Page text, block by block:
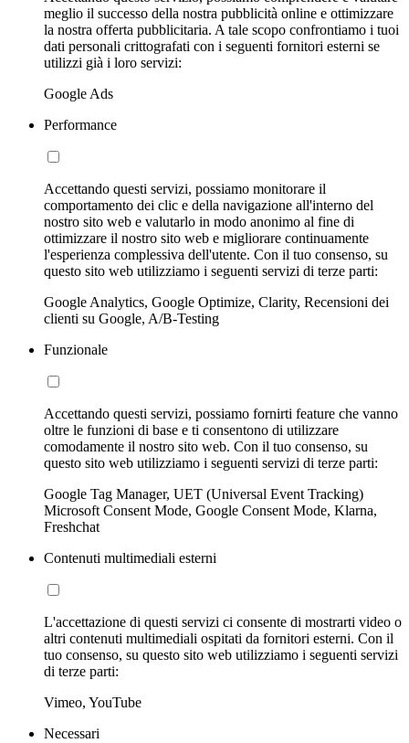
meglio il successo della nostra pubblicità online e ottimizzare
la nostra offerta pubblicitaria. A tale scopo confrontiamo i tuoi
dati personali crittografati con i seguenti fornitori esterni se
utilizzi già i loro servizi:
Google Ads
Performance
Accettando questi servizi, possiamo monitorare il
comportamento dei clic e della navigazione all'interno del
nostro sito web e valutarlo in modo anonimo al fine di
ottimizzare il nostro sito web e migliorare continuamente
l'esperienza complessiva dell'utente. Con il tuo consenso, su
questo sito web utilizziamo i seguenti servizi di terze parti:
Google Analytics, Google Optimize, Clarity, Recensioni dei
clienti su Google, A/B-Testing
Funzionale
Accettando questi servizi, possiamo fornirti feature che vanno
oltre le funzioni di base e ti consentono di utilizzare
comodamente il nostro sito web. Con il tuo consenso, su
questo sito web utilizziamo i seguenti servizi di terze parti:
Google Tag Manager, UET (Universal Event Tracking)
Microsoft Consent Mode, Google Consent Mode, Klarna,
Freshchat
Contenuti multimediali esterni
L'accettazione di questi servizi ci consente di mostrarti video o
altri contenuti multimediali ospitati da fornitori esterni. Con il
tuo consenso, su questo sito web utilizziamo i seguenti servizi
di terze parti:
Vimeo, YouTube
Necessari